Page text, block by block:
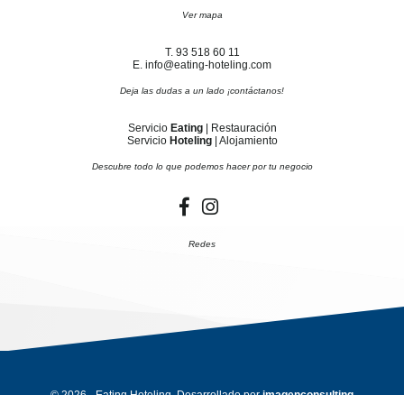
Ver mapa
T. 93 518 60 11
E. info@eating-hoteling.com
Deja las dudas a un lado ¡contáctanos!
Servicio Eating| Restauración
Servicio Hoteling| Alojamiento
Descubre todo lo que podemos hacer por tu negocio
Redes